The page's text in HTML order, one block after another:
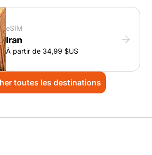
eSIM
Iran
À partir de 34,99 $US
toutes les destinations